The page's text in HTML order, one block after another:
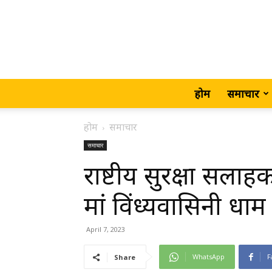
होम समाचार
होम समाचार
समाचार
राष्टीय सुरक्षा
मां विंध्यवासिनी धाम
April 7, 2023
Share WhatsApp